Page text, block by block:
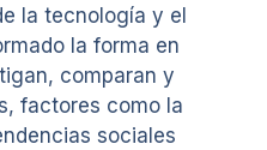
la tecnología y el
la forma en
comparan y
factores como la
sociales